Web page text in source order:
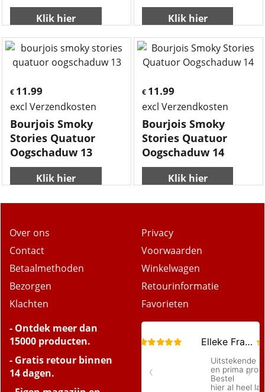
Klik hier Klik hier
€ 11.99
excl Verzendkosten
Bourjois Smoky
Stories Quatuor
Oogschaduw 13
Klik hier
€ 11.99
excl Verzendkosten
Bourjois Smoky
Stories Quatuor
Oogschaduw 14
Klik hier
Over ons
Contact
Betaalmethoden
Bezorgen
Klachten
Privacy
Voorwaarden
Winkelwagen
Retourinformatie
Favorieten
- Ontdek meer dan
15000 producten.
- Gratis retour binnen
14 dagen.